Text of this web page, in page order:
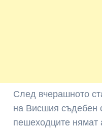
След вчерашното
на Висшия съдебен
пешеходците